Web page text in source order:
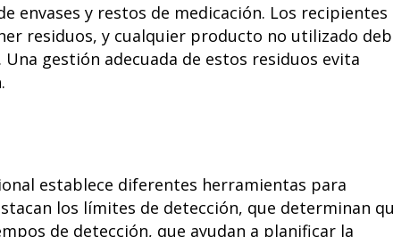
envases y restos de medicación. Los recipientes
residuos, y cualquier producto no utilizado
gestión adecuada de estos residuos evita
establece diferentes herramientas para
los límites de detección, que determinan
de detección, que ayudan a planificar la